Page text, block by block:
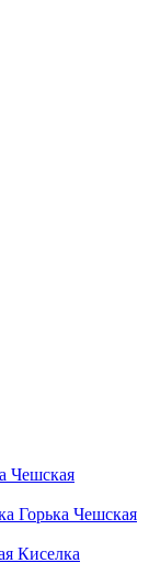
Чешская
Чешская